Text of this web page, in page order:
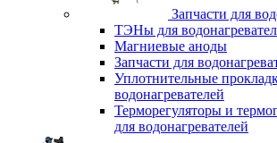
Запчасти для
ТЭНы для
Магниевые аноды
Запчасти для
Уплотнительные
водонагревателей
Терморегуляторы и
для водонагревателей